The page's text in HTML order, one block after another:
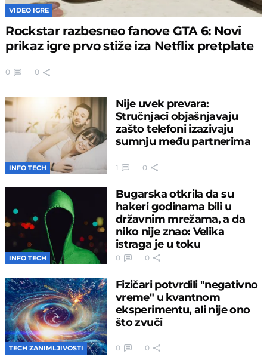
VIDEO IGRE
Rockstar razbesneo fanove GTA 6: Novi
prikaz igre prvo stiže iza Netflix pretplate
0 0
INFO TECH
Nije uvek prevara:
Stručnjaci objašnjavaju
zašto telefoni izazivaju
sumnju među partnerima
1 0
INFO TECH
Bugarska otkrila da su
hakeri godinama bili u
državnim mrežama, a da
niko nije znao: Velika
istraga je u toku
0 0
TECH ZANIMLJIVOSTI
Fizičari potvrdili "negativno
vreme" u kvantnom
eksperimentu, ali nije ono
što zvuči
0 0